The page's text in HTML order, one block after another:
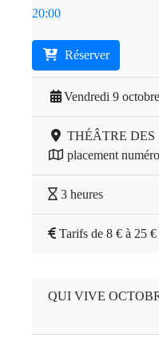
20:00
Réserver
Vendredi 9 octobre
THÉÂTRE DES
placement
3 heures
Tarifs de 8 € à 25 €
QUI VIVE